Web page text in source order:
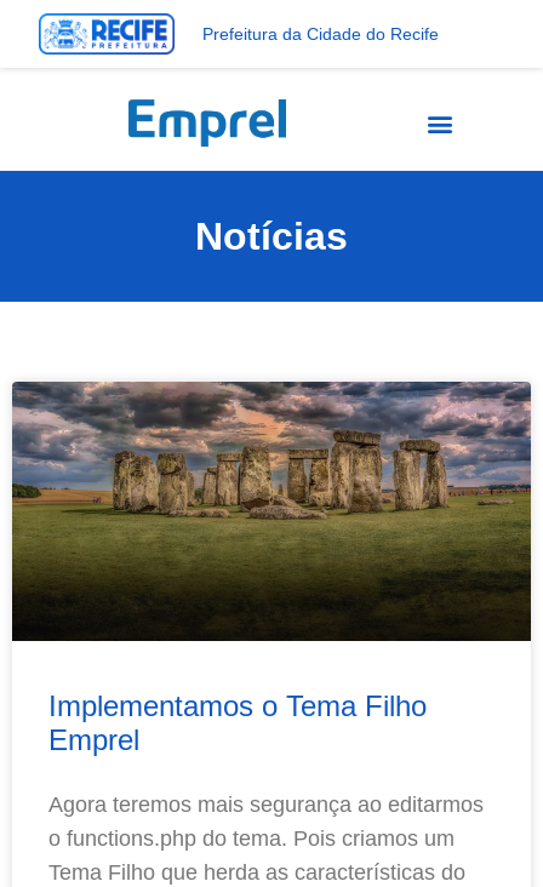
Prefeitura da Cidade do Recife
Notícias
Implementamos o Tema Filho
Emprel
Agora teremos mais segurança ao editarmos
o functions.php do tema. Pois criamos um
Tema Filho que herda as características do